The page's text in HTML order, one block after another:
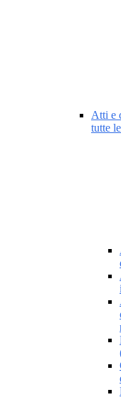
Atti e
tutte